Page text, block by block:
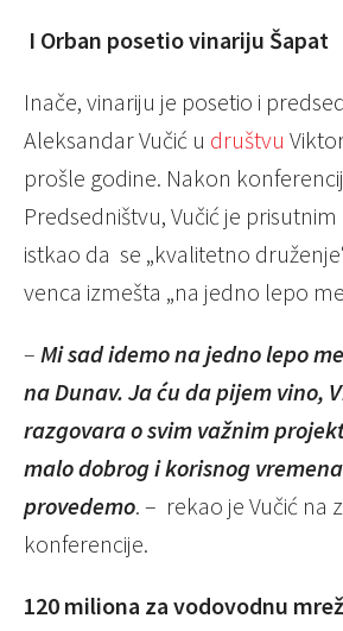
I Orban posetio vinariju Šapat
Inače, vinariju je posetio i
Aleksandar Vučić u društvu
prošle godine. Nakon
Predsedništvu, Vučić je
istkao da se „kvalitetno
venca izmešta „na jedno lepo
– Mi sad idemo na jedno lepo
na Dunav. Ja ću da pijem vino,
razgovara o svim važnim
malo dobrog i korisnog
provedemo. – rekao je Vučić na
konferencije.
120 miliona za vodovodnu